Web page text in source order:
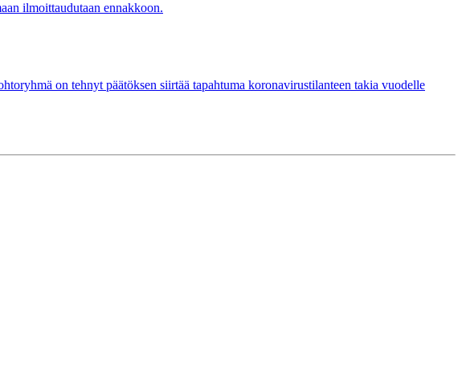
ilmoittaudutaan ennakkoon.
on tehnyt päätöksen siirtää tapahtuma koronavirustilanteen takia vuodelle